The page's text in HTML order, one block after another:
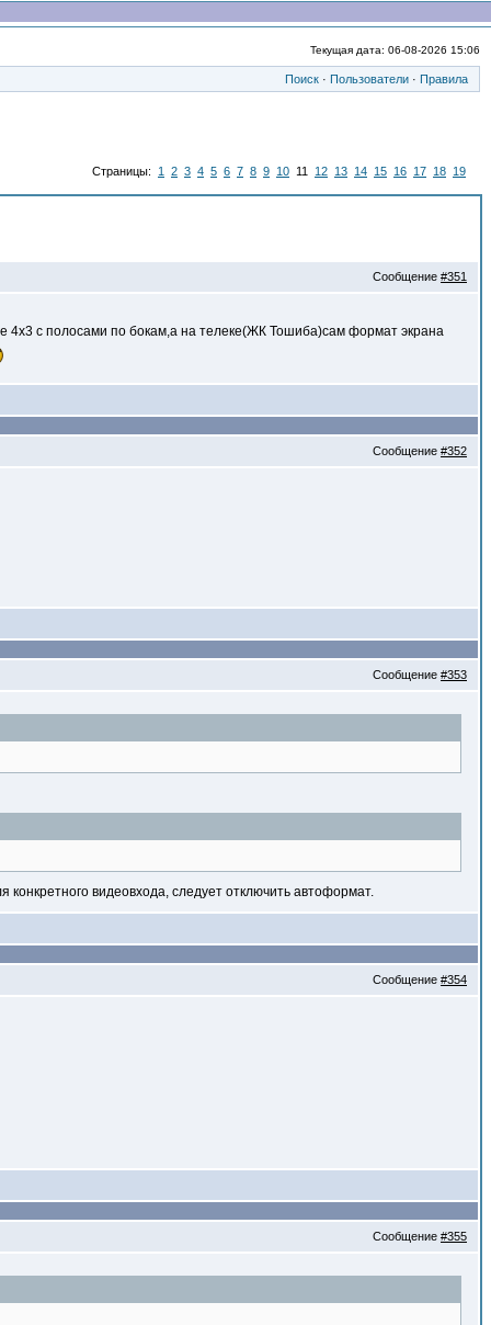
Текущая дата: 06-08-2026 15:06
Поиск · Пользователи · Правила
Страницы: 1 2 3 4 5 6 7 8 9 10 11 12 13 14 15 16 17 18 19
Сообщение #351
4х3 с полосами по бокам,а на телеке(ЖК Тошиба)сам формат экрана
Сообщение #352
Сообщение #353
видеовхода, следует отключить автоформат.
Сообщение #354
Сообщение #355